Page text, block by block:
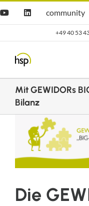
YouTubeLinkedIn
Hsp
community
community
+49 40 53
Mit GEWIDORs
Bilanz
grösseres
Die